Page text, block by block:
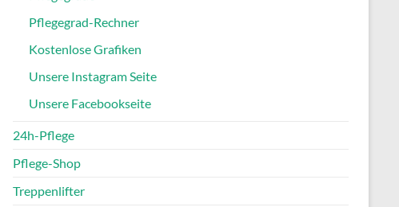
Pflegegrad-Rechner
Kostenlose Grafiken
Unsere Instagram Seite
Unsere Facebookseite
24h-Pflege
Pflege-Shop
Treppenlifter